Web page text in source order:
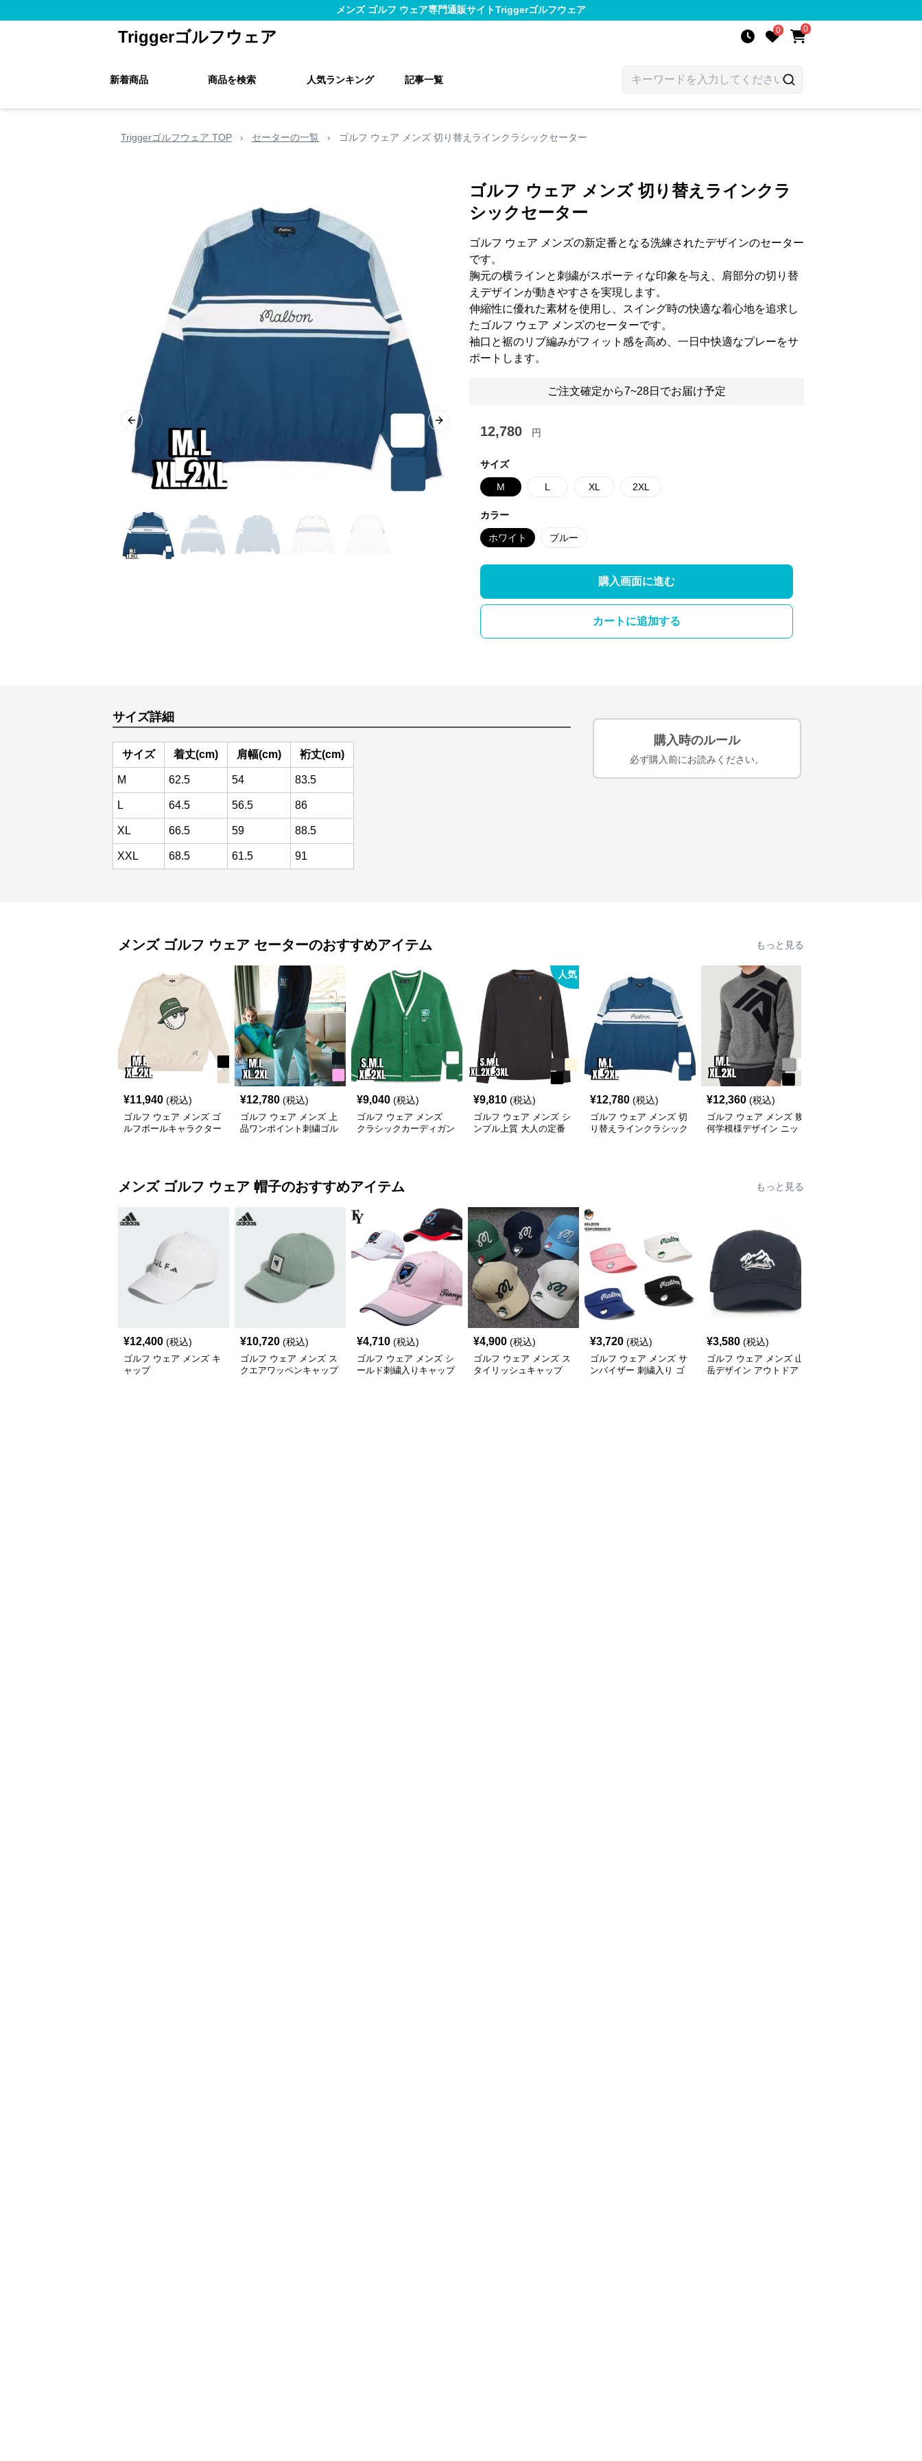
メンズ ゴルフ ウェア専門通販サイトTriggerゴルフウェア
Triggerゴルフウェア 0 0
新着商品 商品を検索 人気ランキング 記事一覧
Triggerゴルフウェア TOP › セーターの一覧 › ゴルフ ウェア メンズ 切り替えラインクラシックセーター
Previous slide Next slide
ゴルフ ウェア メンズ 切り替えラインクラ
シックセーター
ゴルフ ウェア メンズの新定番となる洗練されたデザインのセーター
です。
胸元の横ラインと刺繍がスポーティな印象を与え、肩部分の切り替
えデザインが動きやすさを実現します。
伸縮性に優れた素材を使用し、スイング時の快適な着心地を追求し
たゴルフ ウェア メンズのセーターです。
袖口と裾のリブ編みがフィット感を高め、一日中快適なプレーをサ
ポートします。
ご注文確定から7~28日でお届け予定
12,780 円
サイズ
M L XL 2XL
カラー
ホワイト ブルー
購入画面に進む
カートに追加する
サイズ詳細
サイズ 着丈(cm) 肩幅(cm) 裄丈(cm)
M 62.5 54 83.5
L 64.5 56.5 86
XL 66.5 59 88.5
XXL 68.5 61.5 91
購入時のルール
必ず購入前にお読みください。
メンズ ゴルフ ウェア セーターのおすすめアイテム もっと見る
¥11,940 (税込)
ゴルフ ウェア メンズ ゴ
ルフボールキャラクター
¥12,780 (税込)
ゴルフ ウェア メンズ 上
品ワンポイント刺繍ゴル
¥9,040 (税込)
ゴルフ ウェア メンズ
クラシックカーディガン
人気
¥9,810 (税込)
ゴルフ ウェア メンズ シ
ンプル上質 大人の定番
¥12,780 (税込)
ゴルフ ウェア メンズ 切
り替えラインクラシック
¥12,360 (税込)
ゴルフ ウェア メンズ 幾
何学模様デザイン ニッ
メンズ ゴルフ ウェア 帽子のおすすめアイテム もっと見る
¥12,400 (税込)
ゴルフ ウェア メンズ キ
ャップ
¥10,720 (税込)
ゴルフ ウェア メンズ ス
クエアワッペンキャップ
¥4,710 (税込)
ゴルフ ウェア メンズ シ
ールド刺繍入りキャップ
¥4,900 (税込)
ゴルフ ウェア メンズ ス
タイリッシュキャップ
¥3,720 (税込)
ゴルフ ウェア メンズ サ
ンバイザー 刺繍入り ゴ
¥3,580 (税込)
ゴルフ ウェア メンズ 山
岳デザイン アウトドア